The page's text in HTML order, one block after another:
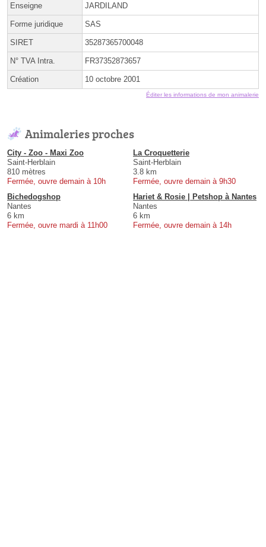
Enseigne JARDILAND
Forme juridique SAS
SIRET 35287365700048
N° TVA Intra. FR37352873657
Création 10 octobre 2001
Éditer les informations de mon animalerie
Animaleries proches
City - Zoo - Maxi Zoo
Saint-Herblain
810 mètres
Fermée, ouvre demain à 10h
La Croquetterie
Saint-Herblain
3.8 km
Fermée, ouvre demain à 9h30
Bichedogshop
Nantes
6 km
Fermée, ouvre mardi à 11h00
Hariet & Rosie | Petshop à Nantes
Nantes
6 km
Fermée, ouvre demain à 14h